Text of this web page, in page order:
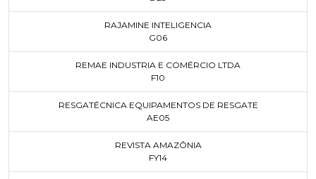
RAJAMINE INTELIGENCIA
G06
REMAE INDUSTRIA E COMÉRCIO LTDA
F10
RESGATÉCNICA EQUIPAMENTOS DE RESGATE
AE05
REVISTA AMAZÔNIA
FY14